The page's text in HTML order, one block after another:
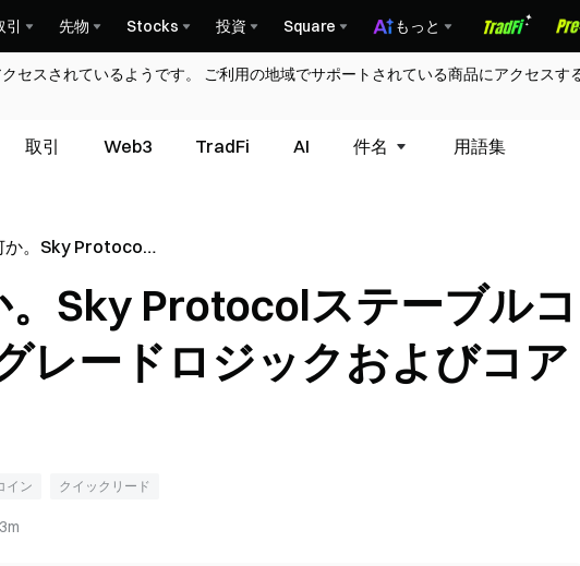
引 先物 Stocks 投資 Square もっと
セスされているようです。 ご利用の地域でサポートされている商品にアクセスす
取引 Web3 TradFi AI 件名 用語集
か。Sky Protocol
およびコア機能
。Sky Protocolステーブルコ
レードロジックおよびコア
イン クイックリード
3m